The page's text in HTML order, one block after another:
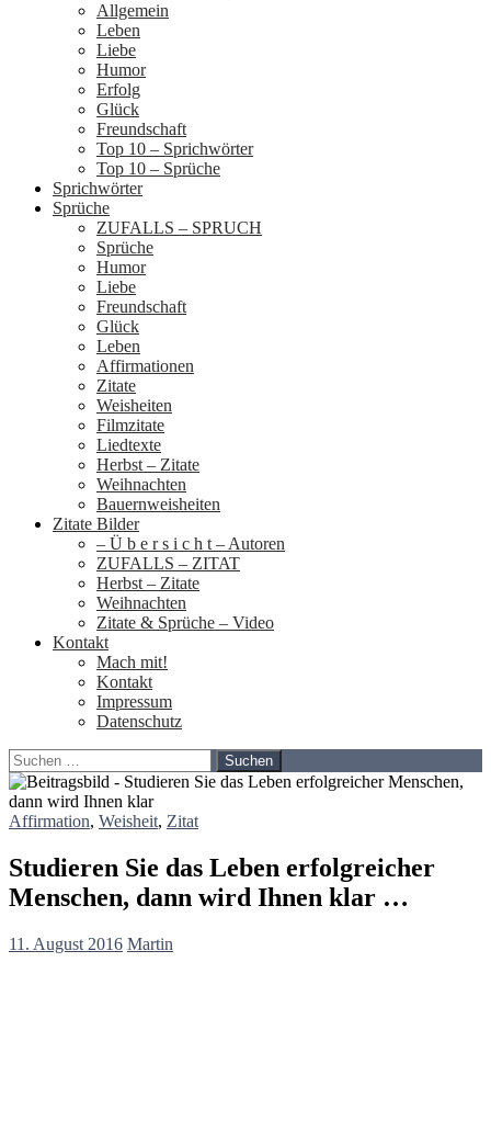
Allgemein
Leben
Liebe
Humor
Erfolg
Glück
Freundschaft
Top 10 – Sprichwörter
Top 10 – Sprüche
Sprichwörter
Sprüche
ZUFALLS – SPRUCH
Sprüche
Humor
Liebe
Freundschaft
Glück
Leben
Affirmationen
Zitate
Weisheiten
Filmzitate
Liedtexte
Herbst – Zitate
Weihnachten
Bauernweisheiten
Zitate Bilder
– Ü b e r s i c h t – Autoren
ZUFALLS – ZITAT
Herbst – Zitate
Weihnachten
Zitate & Sprüche – Video
Kontakt
Mach mit!
Kontakt
Impressum
Datenschutz
Suchen
nach:
Affirmation, Weisheit, Zitat
Studieren Sie das Leben erfolgreicher
Menschen, dann wird Ihnen klar …
11. August 2016 Martin